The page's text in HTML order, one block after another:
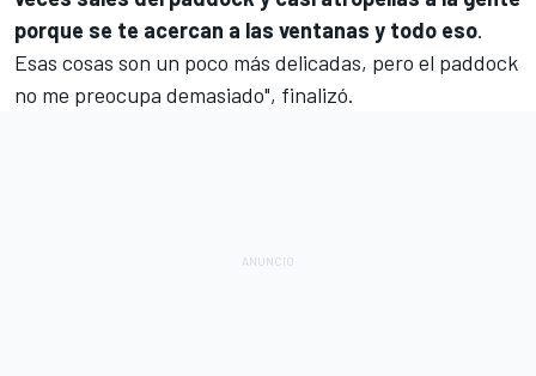
porque se te acercan a las ventanas y todo eso.
Esas cosas son un poco más delicadas, pero el paddock
no me preocupa demasiado", finalizó.